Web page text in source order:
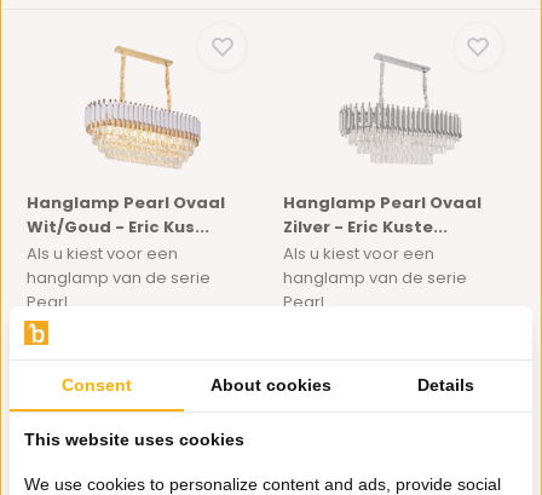
Hanglamp Pearl Ovaal
Wit/Goud - Eric Kus...
Als u kiest voor een
hanglamp van de serie
Pearl...
645,- 225,-
Hanglamp Pearl Ovaal
Zilver - Eric Kuste...
Als u kiest voor een
hanglamp van de serie
Pearl...
645,- 209,-
Consent About cookies Details
This website uses cookies
We use cookies to personalize content and ads, provide social